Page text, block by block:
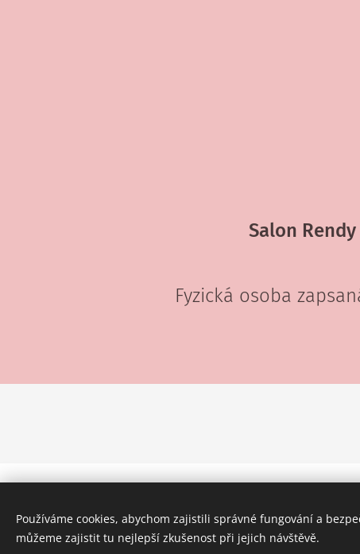
Salon
Fyzická osoba
Používáme cookies, abychom zajistili správné fungování a
můžeme zajistit tu nejlepší zkušenost při jejich návštěvě.